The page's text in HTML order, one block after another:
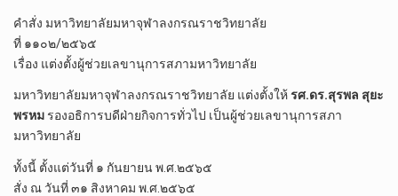
คำสั่ง มหาวิทยาลัยมหาจุฬาลงกรณราชวิทยาลัย
ที่ ๑๑๐๒/๒๕๖๕
เรื่อง แต่งตั้งผู้ช่วยเลขานุการสภามหาวิทยาลัย
มหาวิทยาลัยมหาจุฬาลงกรณราชวิทยาลัย แต่งตั้งให้รศ.ดร.สุรพล สุยะ
พรหม รองอธิการบดีฝ่ายกิจการทั่วไป เป็นผู้ช่วยเลขานุการสภา
มหาวิทยาลัย
ทั้งนี้ ตั้งแต่วันที่ ๑ กันยายน พ.ศ.๒๕๖๕
สั่ง ณ วันที่ ๓๑ สิงหาคม พ.ศ.๒๕๖๕